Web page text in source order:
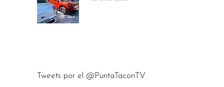
Tweets por el @PuntaTaconTV.